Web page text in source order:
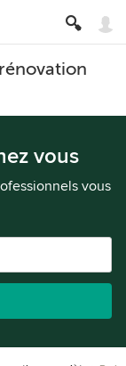
vous
vous